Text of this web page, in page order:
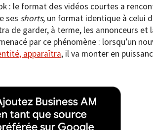
: le format des vidéos courtes a
ses shorts, un format identique à celui
de garder, à terme, les annonceurs et
par ce phénomène : lorsqu’un
apparaîtra, il va monter en